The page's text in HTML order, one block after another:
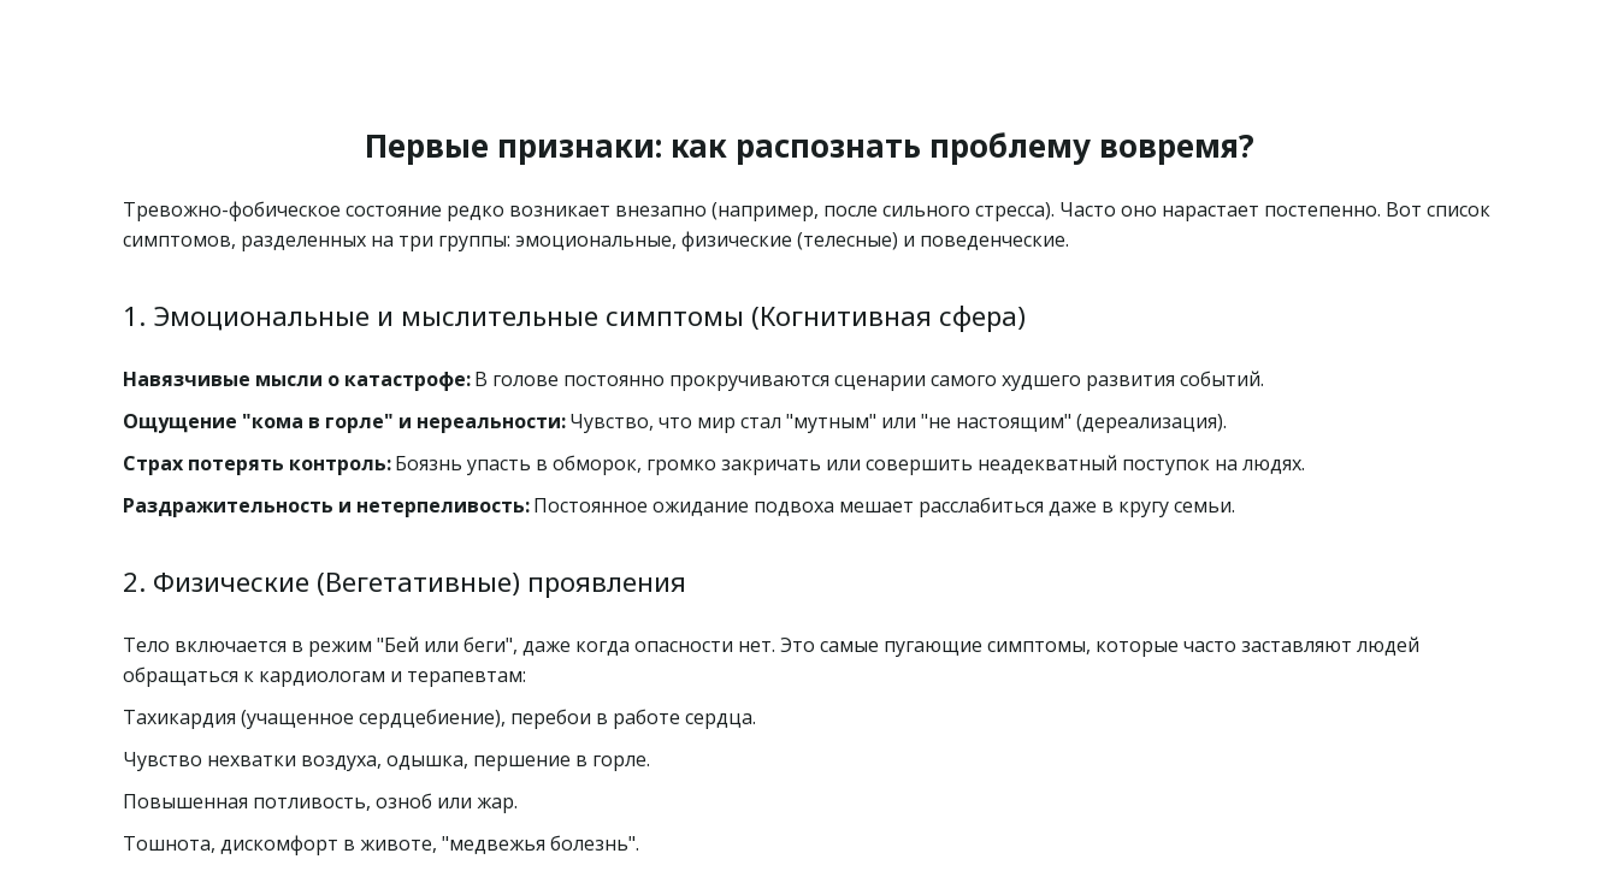
Первые признаки: как распознать проблему вовремя?
Тревожно-фобическое состояние редко возникает внезапно (например, после сильного стресса). Часто оно нарастает постепенно. Вот список
симптомов, разделенных на три группы: эмоциональные, физические (телесные) и поведенческие.
1. Эмоциональные и мыслительные симптомы (Когнитивная сфера)
Навязчивые мысли о катастрофе: В голове постоянно прокручиваются сценарии самого худшего развития событий.
Ощущение "кома в горле" и нереальности: Чувство, что мир стал "мутным" или "не настоящим" (дереализация).
Страх потерять контроль: Боязнь упасть в обморок, громко закричать или совершить неадекватный поступок на людях.
Раздражительность и нетерпеливость: Постоянное ожидание подвоха мешает расслабиться даже в кругу семьи.
2. Физические (Вегетативные) проявления
Тело включается в режим "Бей или беги", даже когда опасности нет. Это самые пугающие симптомы, которые часто заставляют людей
обращаться к кардиологам и терапевтам:
Тахикардия (учащенное сердцебиение), перебои в работе сердца.
Чувство нехватки воздуха, одышка, першение в горле.
Повышенная потливость, озноб или жар.
Тошнота, дискомфорт в животе, "медвежья болезнь".